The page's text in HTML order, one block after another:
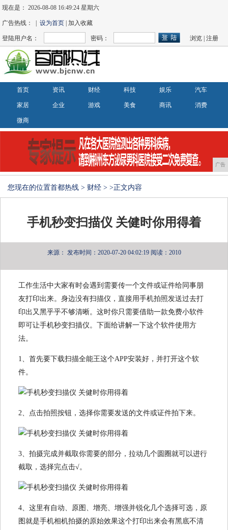
现在是：2026-08-08 16:49:24 星期六
广告热线： |设为首页 | 加入收藏
登陆用户名： 密码： 浏览 |注册
首页 资讯 财经 科技 娱乐 汽车
家居 企业 游戏 美食 商讯 消费
微商
广告
您现在的位置首都热线 > 财经 > >正文内容
手机秒变扫描仪 关健时你用得着
来源： 发布时间：2020-07-20 04:02:19 阅读：2010
工作生活中大家有时会遇到需要传一个文件或证件给同事朋
友打印出来。身边没有扫描仪，直接用手机拍照发送过去打
印出又黑乎乎不够清晰。这时你只需要借助一款免费小软件
即可让手机秒变扫描仪。下面给讲解一下这个软件使用方
法。
1、首先要下载扫描全能王这个APP安装好，并打开这个软
件。
2、点击拍照按钮，选择你需要发送的文件或证件拍下来。
3、拍摄完成并截取你需要的部分，拉动几个圆圈就可以进行
截取，选择完点击√。
4、这里有自动、原图、增亮、增强并锐化几个选择可选，原
图就是手机相机拍摄的原始效果这个打印出来会有黑底不清